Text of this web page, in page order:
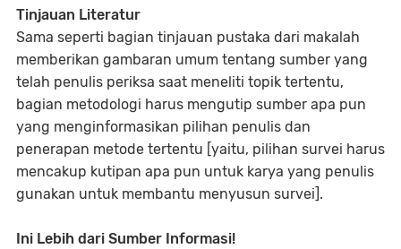
Tinjauan Literatur
Sama seperti bagian tinjauan pustaka dari makalah
memberikan gambaran umum tentang sumber yang
telah penulis periksa saat meneliti topik tertentu,
bagian metodologi harus mengutip sumber apa pun
yang menginformasikan pilihan penulis dan
penerapan metode tertentu [yaitu, pilihan survei harus
mencakup kutipan apa pun untuk karya yang penulis
gunakan untuk membantu menyusun survei].
Ini Lebih dari Sumber Informasi!